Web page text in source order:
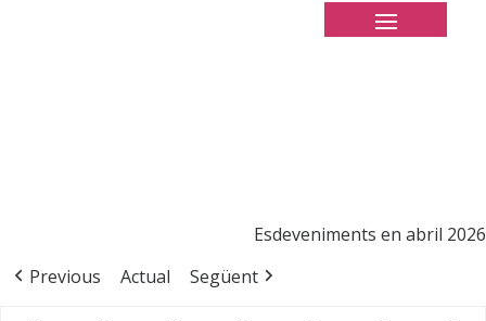
Esdeveniments en abril 2026
Previous
Actual Següent